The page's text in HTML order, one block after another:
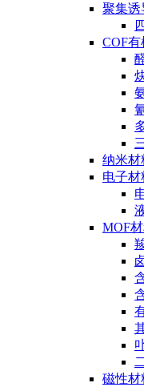
聚集诱
COF
纳米材
电子材
MOF
磁性材